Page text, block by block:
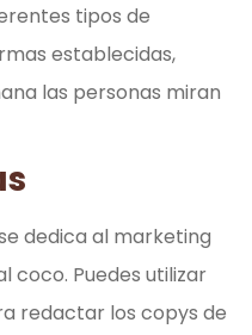
tipos de
establecidas,
las personas miran
dedica al marketing
coco. Puedes utilizar
redactar los copys de